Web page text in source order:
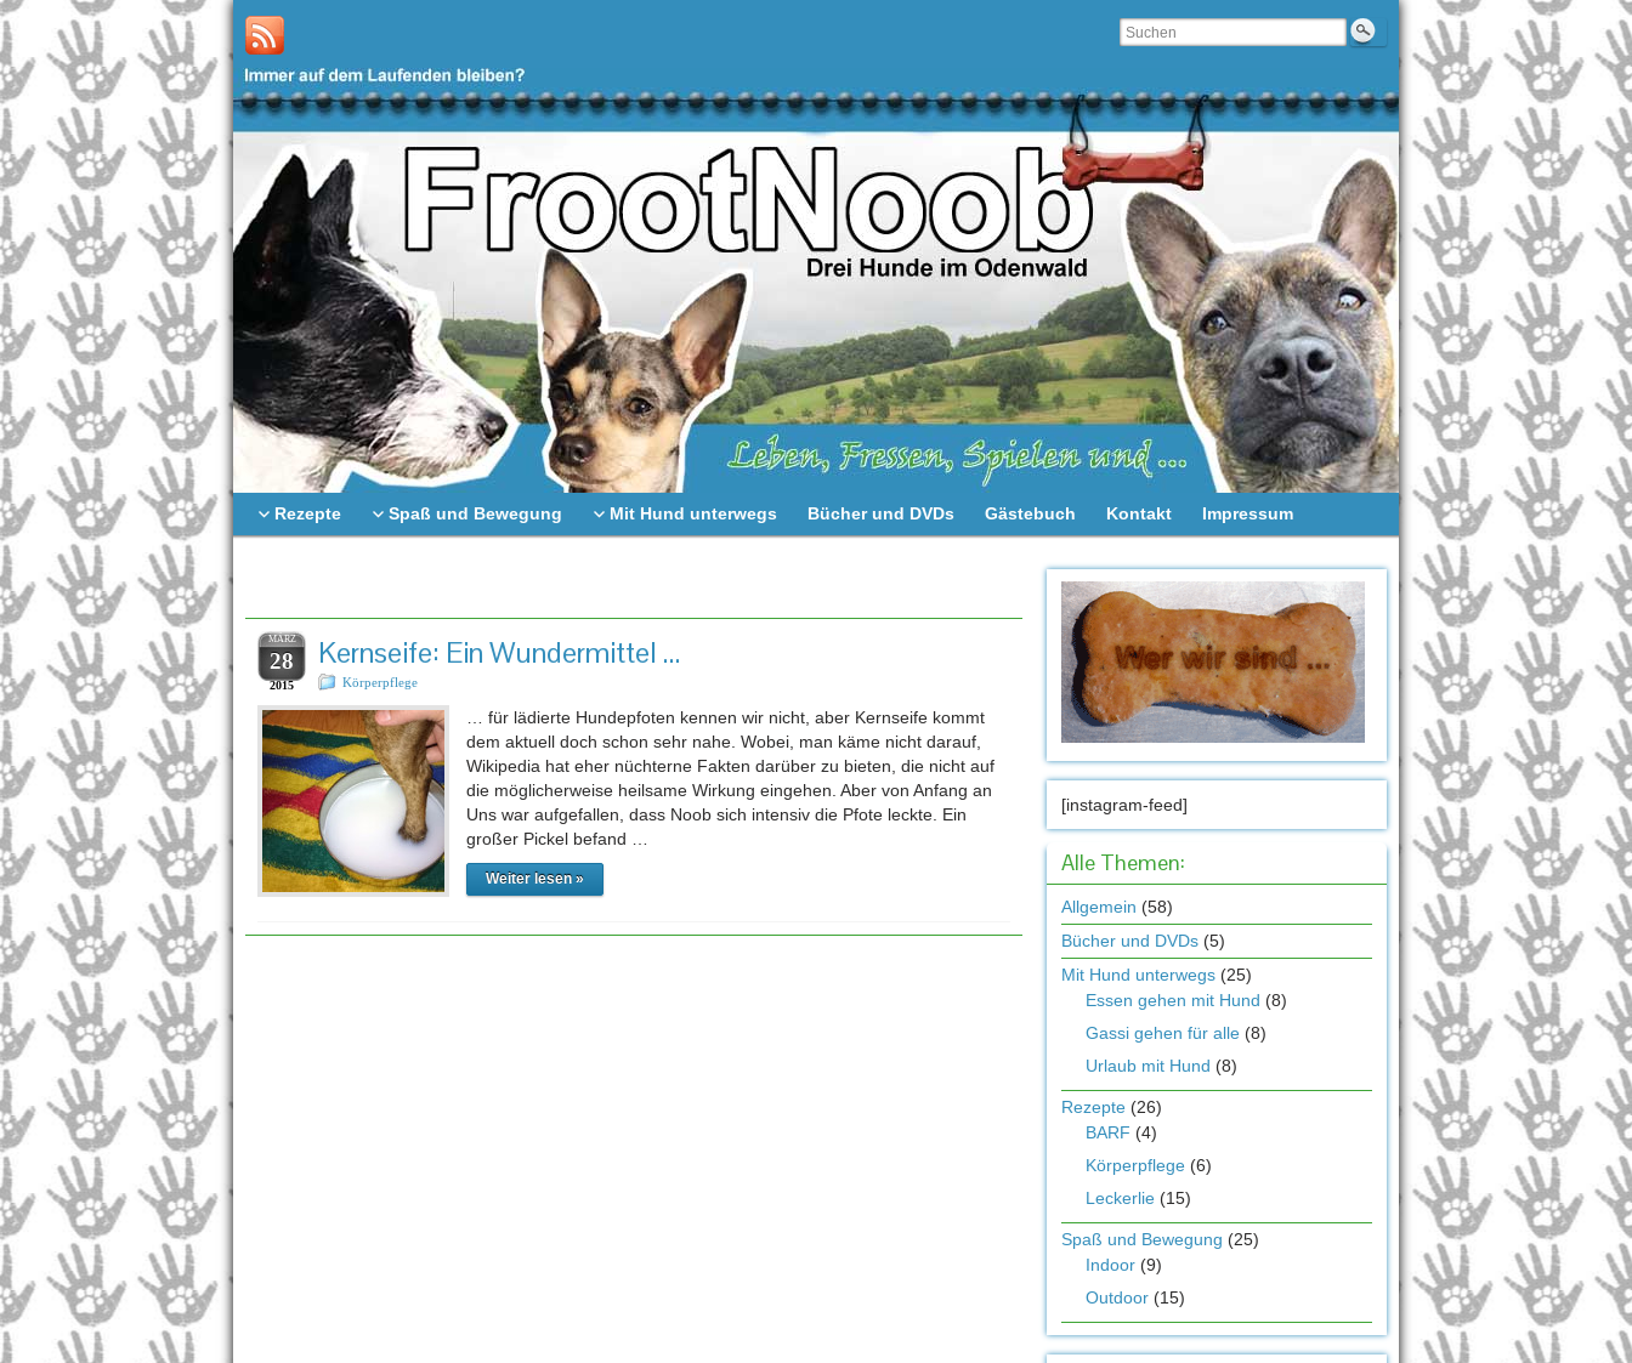
Rezepte Spaß und Bewegung Mit Hund unterwegs Bücher und DVDs Gästebuch Kontakt Impressum
MÄRZ
28
2015
Kernseife: Ein Wundermittel …
Körperpflege
… für lädierte Hundepfoten kennen wir nicht, aber Kernseife kommt
dem aktuell doch schon sehr nahe. Wobei, man käme nicht darauf,
Wikipedia hat eher nüchterne Fakten darüber zu bieten, die nicht auf
die möglicherweise heilsame Wirkung eingehen. Aber von Anfang an
Uns war aufgefallen, dass Noob sich intensiv die Pfote leckte. Ein
großer Pickel befand …
Weiter lesen »
[instagram-feed]
Alle Themen:
Allgemein (58)
Bücher und DVDs (5)
Mit Hund unterwegs (25)
Essen gehen mit Hund (8)
Gassi gehen für alle (8)
Urlaub mit Hund (8)
Rezepte (26)
BARF (4)
Körperpflege (6)
Leckerlie (15)
Spaß und Bewegung (25)
Indoor (9)
Outdoor (15)